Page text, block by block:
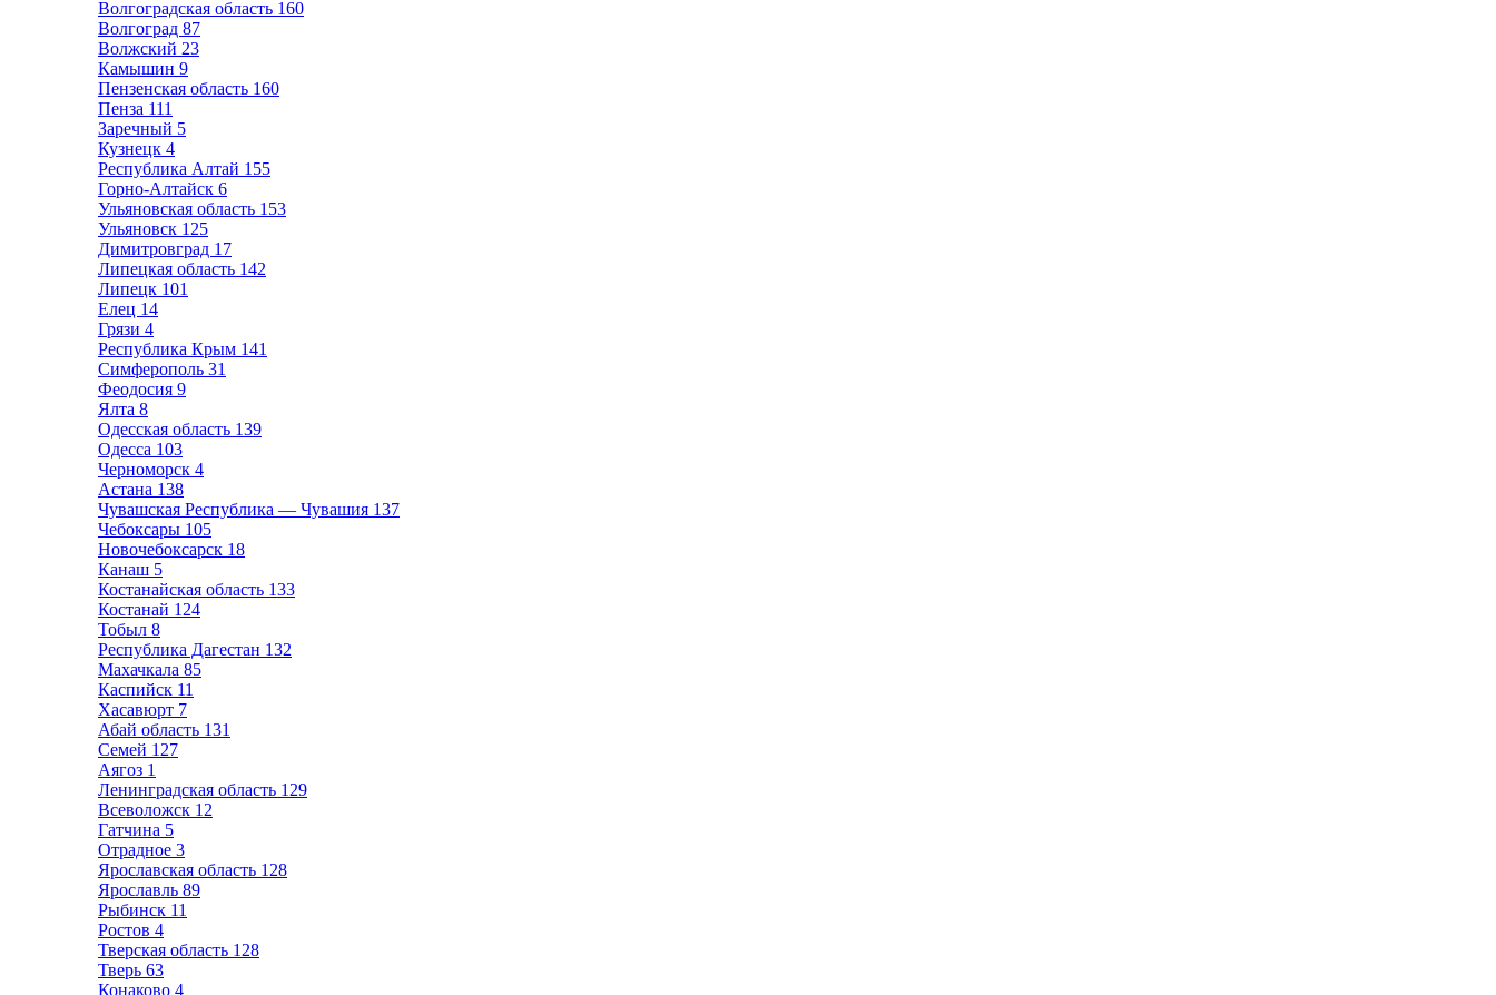
Волгоградская область 160
Волгоград 87
Волжский 23
Камышин 9
Пензенская область 160
Пенза 111
Заречный 5
Кузнецк 4
Республика Алтай 155
Горно-Алтайск 6
Ульяновская область 153
Ульяновск 125
Димитровград 17
Липецкая область 142
Липецк 101
Елец 14
Грязи 4
Республика Крым 141
Симферополь 31
Феодосия 9
Ялта 8
Одесская область 139
Одесса 103
Черноморск 4
Астана 138
Чувашская Республика — Чувашия 137
Чебоксары 105
Новочебоксарск 18
Канаш 5
Костанайская область 133
Костанай 124
Тобыл 8
Республика Дагестан 132
Махачкала 85
Каспийск 11
Хасавюрт 7
Абай область 131
Семей 127
Аягоз 1
Ленинградская область 129
Всеволожск 12
Гатчина 5
Отрадное 3
Ярославская область 128
Ярославль 89
Рыбинск 11
Ростов 4
Тверская область 128
Тверь 63
Конаково 4